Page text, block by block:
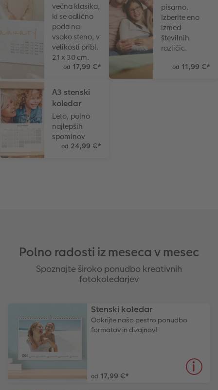
CEWE TAKOJŠNJI NATIS FOTOGRAFIJ
Takojšnja nalepka
Foto kolaži
Fototrak
XXL Retro fotografija
večna klasika,
ki se odlično
poda na
vsako steno, v
velikosti pribl.
21 x 30 cm.
od 17,99 €*
pisarno.
Izberite eno
izmed
številnih
različic.
od 11,99 €*
A3 stenski
koledar
Leto, polno
najlepših
spominov
od 24,99 €*
Polno radosti iz meseca v mesec
Spoznajte široko ponudbo kreativnih
fotokoledarjev
Stenski koledar
Odkrijte našo pestro ponudbo
formatov in dizajnov!
od 17,99 €*